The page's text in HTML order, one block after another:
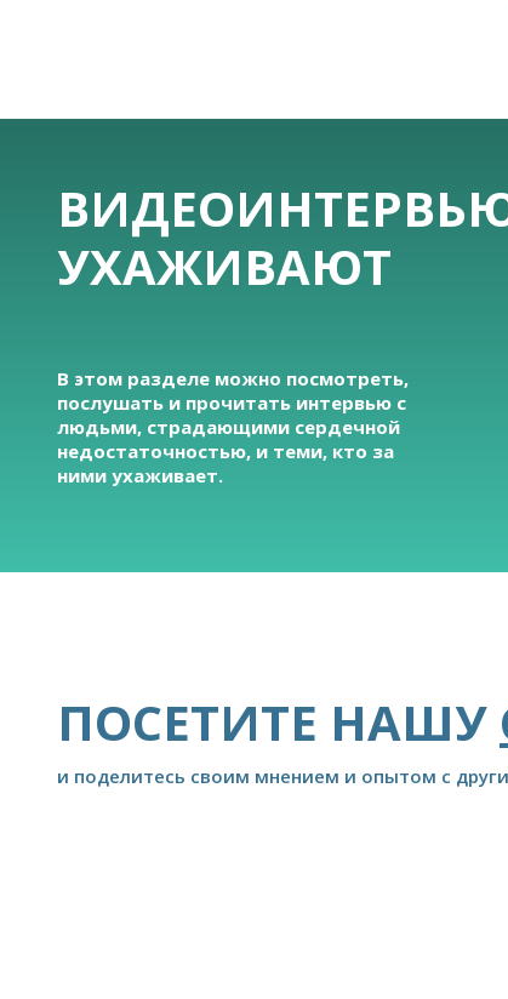
УХАЖИВАЮТ
В этом разделе можно посмотреть,
послушать и прочитать интервью с
людьми, страдающими сердечной
недостаточностью, и теми, кто за
ними ухаживает.
ПОСЕТИТЕ НАШУ
и поделитесь своим мнением и опытом с